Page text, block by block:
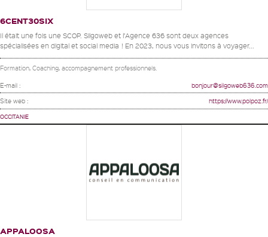
6CENT30SIX
Il était une fois une SCOP. Silgoweb et l’Agence 636 sont deux agences
spécialisées en digital et social media ! En 2023, nous vous invitons à voyager...
Formation, Coaching, accompagnement professionnels.
E-mail : bonjour@silgoweb636.com
Site web : https://www.polpoz.fr/
OCCITANIE
APPALOOSA